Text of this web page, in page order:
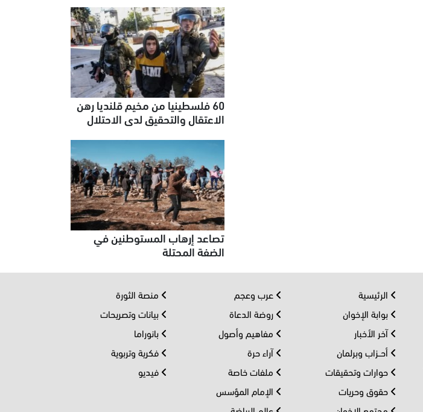
60 فلسطينيا من مخيم قلنديا رهن
الاعتقال والتحقيق لدى الاحتلال
تصاعد إرهاب المستوطنين في
الضفة المحتلة
الرئيسية
بوابة الإخوان
آخر الأخبار
أحــزاب وبرلمان
حوارات وتحقيقات
حقوق وحريات
عرب وعجم
روضة الدعاة
مفاهيم وأصول
آراء حرة
ملفات خاصة
الإمام المؤسس
منصة الثورة
بيانات وتصريحات
بانوراما
فكرية وتربوية
فيديو